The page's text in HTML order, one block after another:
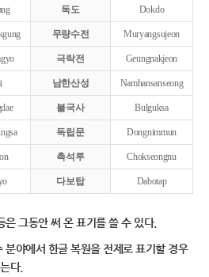
독도 Dokdo
무량수전 Muryangsujeon
극락전 Geungnakjeon
남한산성 Namhansanseong
불국사 Bulguksa
독립문 Dongnimmun
촉석루 Chokseongnu
다보탑 Dabotap
은 그동안 써 온 표기를 쓸 수 있다.
분야에서 한글 복원을 전제로 표기할 경우
다.